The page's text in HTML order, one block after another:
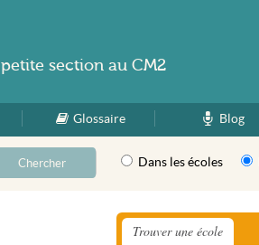
Glossaire Blog
Dans les écoles
Trouver une école
petite section au CM2